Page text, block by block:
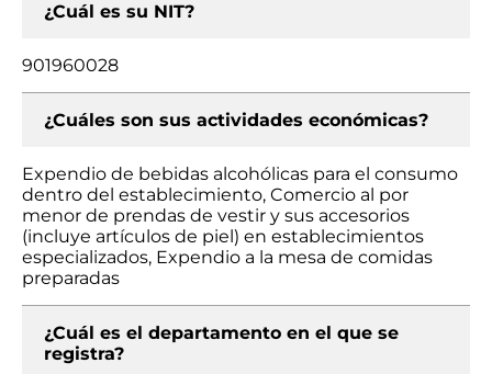
¿Cuál es su NIT?
901960028
¿Cuáles son sus actividades económicas?
Expendio de bebidas alcohólicas para el consumo
dentro del establecimiento, Comercio al por
menor de prendas de vestir y sus accesorios
(incluye artículos de piel) en establecimientos
especializados, Expendio a la mesa de comidas
preparadas
¿Cuál es el departamento en el que se
registra?